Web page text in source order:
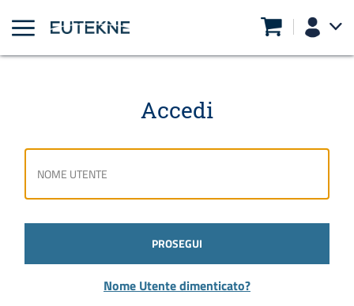
Accedi
PROSEGUI
Nome Utente dimenticato?